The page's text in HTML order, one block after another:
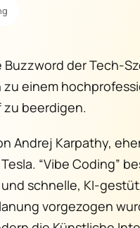
Buzzword der Tech-
zu einem
zu beerdigen.
Andrej Karpathy,
“Vibe Coding”
schnelle, KI-
vorgezogen